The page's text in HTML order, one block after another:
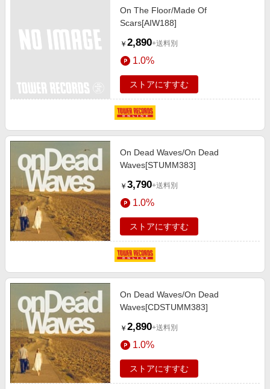
On The Floor/Made Of
Scars[AIW188]
￥ 2,890+送料別
1.0%
ストアにすすむ
On Dead Waves/On Dead
Waves[STUMM383]
￥ 3,790+送料別
1.0%
ストアにすすむ
On Dead Waves/On Dead
Waves[CDSTUMM383]
￥ 2,890+送料別
1.0%
ストアにすすむ